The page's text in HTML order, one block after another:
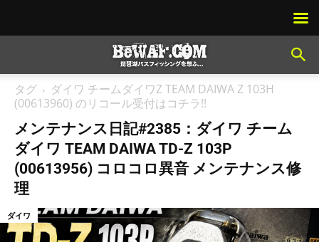
タグ
ダイワ チームダイワZ TEAM DAIWA Z 103H
(00613960) のリコール受付はコチラ!!
メンテナンス日記#2385：ダイワ チーム
ダイワ TEAM DAIWA TD-Z 103P
(00613956) コロコロ異音 メンテナンス修
理
ダイワ